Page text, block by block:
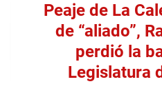
Peaje de La
de “aliado”,
perdió la
Legislatura